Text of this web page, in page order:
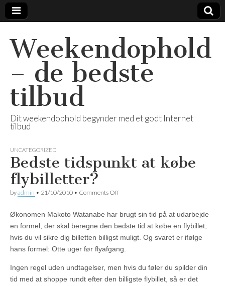
Weekendophold
– de bedste
tilbud
Dit weekendophold begynder med et godt Internet
tilbud
UNCATEGORIZED
Bedste tidspunkt at købe
flybilletter?
byadmin • 21/10/2010 • Comments Off
Økonomen Makoto Watanabe har brugt sin tid på at udarbejde
en formel, der skal beregne den bedste tid at købe en flybillet,
hvis du vil sikre dig billetten billigst muligt. Og svaret er ifølge
hans formel: Otte uger før flyafgang.
Ingen regel uden undtagelser, men hvis du føler du spilder din
tid med at shoppe rundt efter den billigste flybillet, så er det